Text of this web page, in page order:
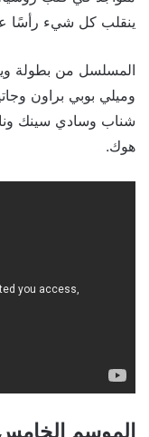
ينقلب كل شيء رأسًا
المسلسل من بطولة
وميلي بوبي براون
شناب وسادي سينك
هوك.